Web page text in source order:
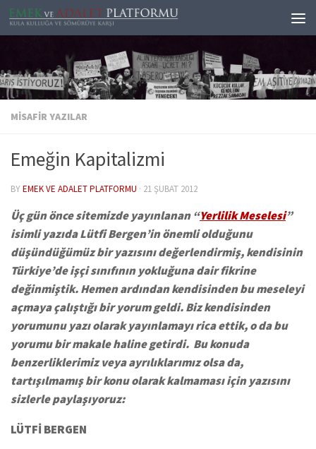
Skip to content
MISAFIR YAZILAR
Emeğin Kapitalizmi
BYEMEK VE ADALET PLATFORMU · 21 ŞUBAT 2012
Üç gün önce sitemizde yayınlanan “Yerlilik Meselesi”
isimli yazıda Lütfi Bergen’in önemli olduğunu
düşündüğümüz bir yazısını değerlendirmiş, kendisinin
Türkiye’de işçi sınıfının yokluğuna dair fikrine
değinmiştik. Hemen ardından kendisinden bu meseleyi
açmaya çalıştığı bir yorum geldi. Biz kendisinden
yorumunu yazı olarak yayınlamayı rica ettik, o da bu
yorumu bir makale haline getirdi. Bu konuda
benzerliklerimiz veya ayrılıklarımız olsa da,
tartışılmamış bir konu olarak kalmaması içinyazısını
sizlerle paylaşıyoruz:
LÜTFİ BERGEN